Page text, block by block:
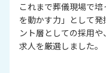
これまで葬儀現場で
を動かす力」として
ント層としての採用
求人を厳選しました。